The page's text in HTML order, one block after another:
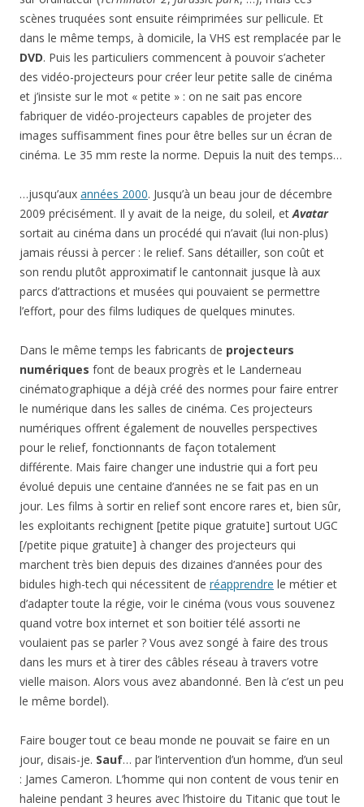
scènes truquées sont ensuite réimprimées sur pellicule. Et
dans le même temps, à domicile, la VHS est remplacée par le
DVD. Puis les particuliers commencent à pouvoir s’acheter
des vidéo-projecteurs pour créer leur petite salle de cinéma
et j’insiste sur le mot « petite » : on ne sait pas encore
fabriquer de vidéo-projecteurs capables de projeter des
images suffisamment fines pour être belles sur un écran de
cinéma. Le 35 mm reste la norme. Depuis la nuit des temps…
…jusqu’aux années 2000. Jusqu’à un beau jour de décembre
2009 précisément. Il y avait de la neige, du soleil, et Avatar
sortait au cinéma dans un procédé qui n’avait (lui non-plus)
jamais réussi à percer : le relief. Sans détailler, son coût et
son rendu plutôt approximatif le cantonnait jusque là aux
parcs d’attractions et musées qui pouvaient se permettre
l’effort, pour des films ludiques de quelques minutes.
Dans le même temps les fabricants de projecteurs
numériques font de beaux progrès et le Landerneau
cinématographique a déjà créé des normes pour faire entrer
le numérique dans les salles de cinéma. Ces projecteurs
numériques offrent également de nouvelles perspectives
pour le relief, fonctionnants de façon totalement
différente. Mais faire changer une industrie qui a fort peu
évolué depuis une centaine d’années ne se fait pas en un
jour. Les films à sortir en relief sont encore rares et, bien sûr,
les exploitants rechignent [petite pique gratuite] surtout UGC
[/petite pique gratuite] à changer des projecteurs qui
marchent très bien depuis des dizaines d’années pour des
bidules high-tech qui nécessitent de réapprendre le métier et
d’adapter toute la régie, voir le cinéma (vous vous souvenez
quand votre box internet et son boitier télé assorti ne
voulaient pas se parler ? Vous avez songé à faire des trous
dans les murs et à tirer des câbles réseau à travers votre
vielle maison. Alors vous avez abandonné. Ben là c’est un peu
le même bordel).
Faire bouger tout ce beau monde ne pouvait se faire en un
jour, disais-je. Sauf… par l’intervention d’un homme, d’un seul
: James Cameron. L’homme qui non content de vous tenir en
haleine pendant 3 heures avec l’histoire du Titanic que tout le